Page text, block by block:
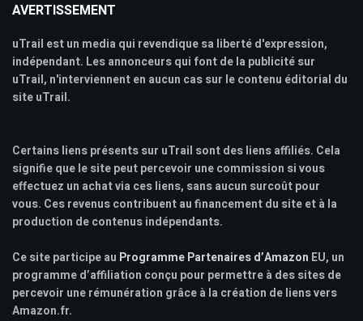
AVERTISSEMENT
uTrail est un media qui revendique sa liberté d'expression,
indépendant. Les annonceurs qui font de la publicité sur
uTrail, n'interviennent en aucun cas sur le contenu éditorial du
site uTrail.
Certains liens présents sur uTrail sont des liens affiliés. Cela
signifie que le site peut percevoir une commission si vous
effectuez un achat via ces liens, sans aucun surcoût pour
vous. Ces revenus contribuent au financement du site et à la
production de contenus indépendants.
Ce site participe au Programme Partenaires d’Amazon EU, un
programme d’affiliation conçu pour permettre à des sites de
percevoir une rémunération grâce à la création de liens vers
Amazon.fr.